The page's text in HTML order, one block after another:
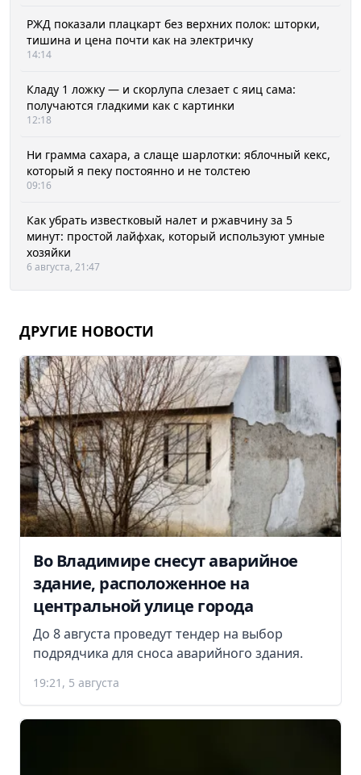
РЖД показали плацкарт без верхних полок: шторки,
тишина и цена почти как на электричку
14:14
Кладу 1 ложку — и скорлупа слезает с яиц сама:
получаются гладкими как с картинки
12:18
Ни грамма сахара, а слаще шарлотки: яблочный кекс,
который я пеку постоянно и не толстею
09:16
Как убрать известковый налет и ржавчину за 5
минут: простой лайфхак, который используют умные
хозяйки
6 августа, 21:47
ДРУГИЕ НОВОСТИ
Во Владимире снесут аварийное
здание, расположенное на
центральной улице города
До 8 августа проведут тендер на выбор
подрядчика для сноса аварийного здания.
19:21, 5 августа